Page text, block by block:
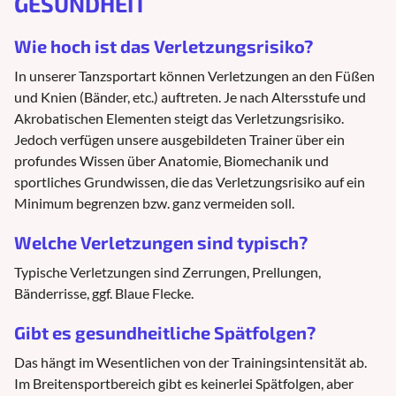
Wie hoch ist das Verletzungsrisiko?
In unserer Tanzsportart können Verletzungen an den Füßen
und Knien (Bänder, etc.) auftreten. Je nach Altersstufe und
Akrobatischen Elementen steigt das Verletzungsrisiko.
Jedoch verfügen unsere ausgebildeten Trainer über ein
profundes Wissen über Anatomie, Biomechanik und
sportliches Grundwissen, die das Verletzungsrisiko auf ein
Minimum begrenzen bzw. ganz vermeiden soll.
Welche Verletzungen sind typisch?
Typische Verletzungen sind Zerrungen, Prellungen,
Bänderrisse, ggf. Blaue Flecke.
Gibt es gesundheitliche Spätfolgen?
Das hängt im Wesentlichen von der Trainingsintensität ab.
Im Breitensportbereich gibt es keinerlei Spätfolgen, aber